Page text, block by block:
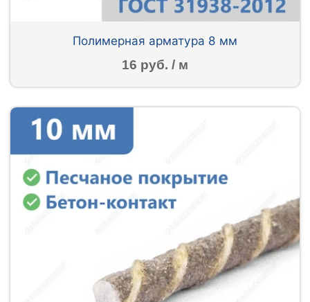
Полимерная арматура 8 мм
16 руб. / м